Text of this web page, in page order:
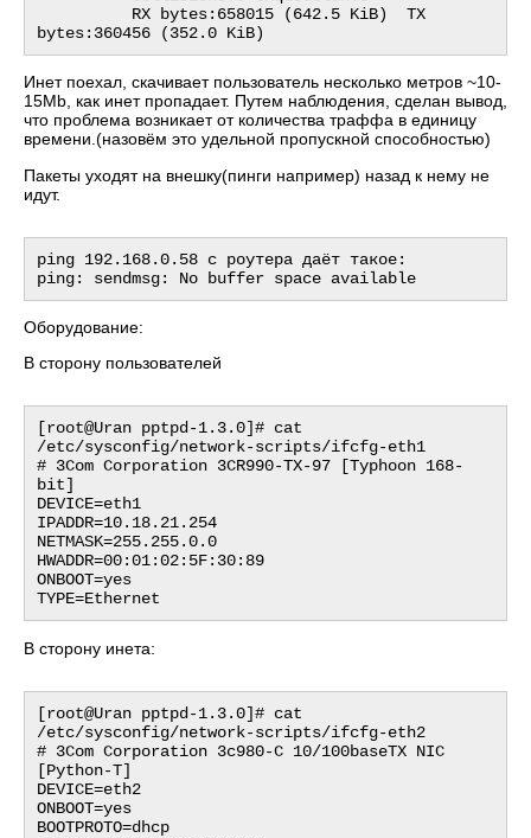
Инет поехал, скачивает пользователь несколько метров ~10-
15Mb, как инет пропадает. Путем наблюдения, сделан вывод,
что проблема возникает от количества траффа в единицу
времени.(назовём это удельной пропускной способностью)
Пакеты уходят на внешку(пинги например) назад к нему не
идут.
ping 192.168.0.58 с роутера даёт такое:
Оборудование:
В сторону пользователей
[root@Uran pptpd-1.3.0]# cat
/etc/sysconfig/network-scripts/ifcfg-eth1
# 3Com Corporation 3CR990-TX-97 [Typhoon 168-
bit]
DEVICE=eth1
IPADDR=10.18.21.254
NETMASK=255.255.0.0
HWADDR=00:01:02:5F:30:89
ONBOOT=yes
В сторону инета:
[root@Uran pptpd-1.3.0]# cat
/etc/sysconfig/network-scripts/ifcfg-eth2
# 3Com Corporation 3c980-C 10/100baseTX NIC
[Python-T]
DEVICE=eth2
ONBOOT=yes
BOOTPROTO=dhcp